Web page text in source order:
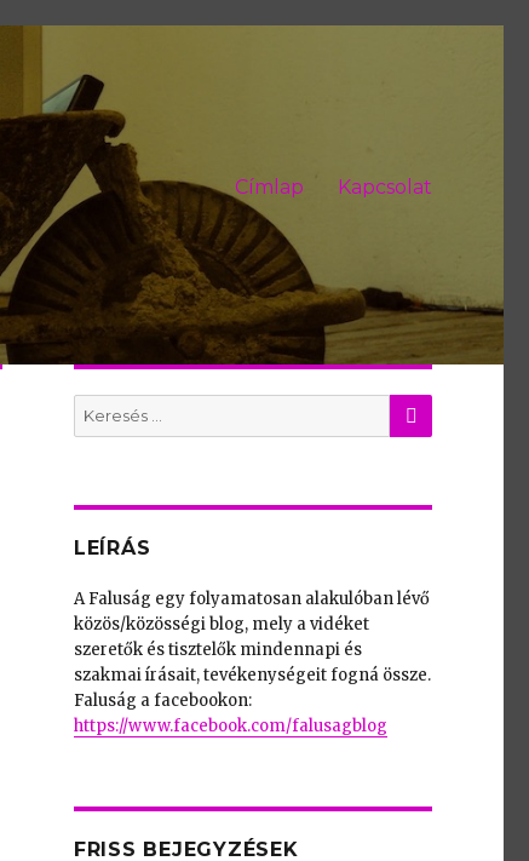
Címlap Kapcsolat
Search
for:
KERES
LEÍRÁS
A Faluság egy folyamatosan alakulóban lévő
közös/közösségi blog, mely a vidéket
szeretők és tisztelők mindennapi és
szakmai írásait, tevékenységeit fogná össze.
Faluság a facebookon:
https://www.facebook.com/falusagblog
FRISS BEJEGYZÉSEK